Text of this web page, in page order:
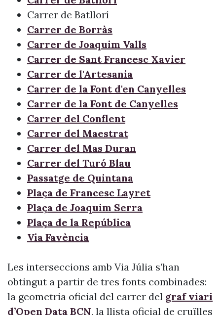
Carrer de Batllorí
Carrer de Borràs
Carrer de Joaquim Valls
Carrer de Sant Francesc Xavier
Carrer de l'Artesania
Carrer de la Font d'en Canyelles
Carrer de la Font de Canyelles
Carrer del Conflent
Carrer del Maestrat
Carrer del Mas Duran
Carrer del Turó Blau
Passatge de Quintana
Plaça de Francesc Layret
Plaça de Joaquim Serra
Plaça de la República
Via Favència
Les interseccions amb Via Júlia s’han
obtingut a partir de tres fonts combinades:
la geometria oficial del carrer del graf viari
d’Open Data BCN, la llista oficial de cruïlles